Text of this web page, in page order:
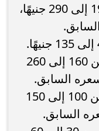
تراوح سعر كيلو السبيط، من 190 إلى 290 جنيهًا،
تراوح سعر كيلو مرجان ممتاز من 160 إلى 260
تراوح سعر كيلو مرجان وسط من 100 إلى 150